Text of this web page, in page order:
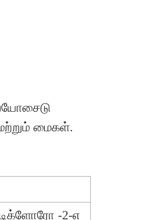
மற்றும் மைகள்.
-2-எ